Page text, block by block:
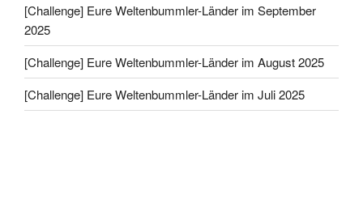
[Challenge] Eure Weltenbummler-Länder im September
2025
[Challenge] Eure Weltenbummler-Länder im August 2025
[Challenge] Eure Weltenbummler-Länder im Juli 2025